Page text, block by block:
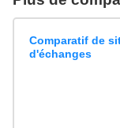
Comparatif de
d'échanges